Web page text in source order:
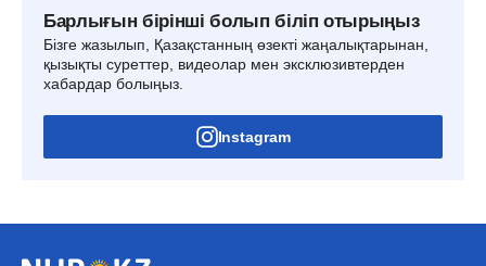
Барлығын бірінші болып біліп отырыңыз
Бізге жазылып, Қазақстанның өзекті жаңалықтарынан,
қызықты суреттер, видеолар мен эксклюзивтерден
хабардар болыңыз.
Instagram